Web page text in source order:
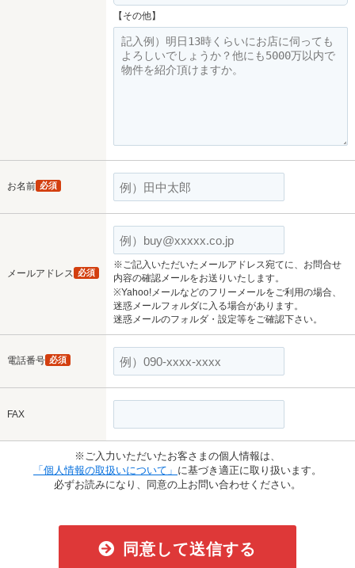
【その他】
お名前 必須
メールアドレス 必須
※ご記入いただいたメールアドレス宛てに、お問合せ
内容の確認メールをお送りいたします。
※Yahoo!メールなどのフリーメールをご利用の場合、
迷惑メールフォルダに入る場合があります。
迷惑メールのフォルダ・設定等をご確認下さい。
電話番号 必須
FAX
※ご入力いただいたお客さまの個人情報は、
「個人情報の取扱いについて」 に基づき適正に取り扱います。
必ずお読みになり、同意の上お問い合わせください。
同意して送信する